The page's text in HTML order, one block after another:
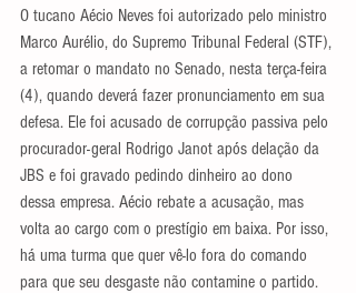
O tucano Aécio Neves foi autorizado pelo ministro
Marco Aurélio, do Supremo Tribunal Federal (STF),
a retomar o mandato no Senado, nesta terça-feira
(4), quando deverá fazer pronunciamento em sua
defesa. Ele foi acusado de corrupção passiva pelo
procurador-geral Rodrigo Janot após delação da
JBS e foi gravado pedindo dinheiro ao dono
dessa empresa. Aécio rebate a acusação, mas
volta ao cargo com o prestígio em baixa. Por isso,
há uma turma que quer vê-lo fora do comando
para que seu desgaste não contamine o partido.